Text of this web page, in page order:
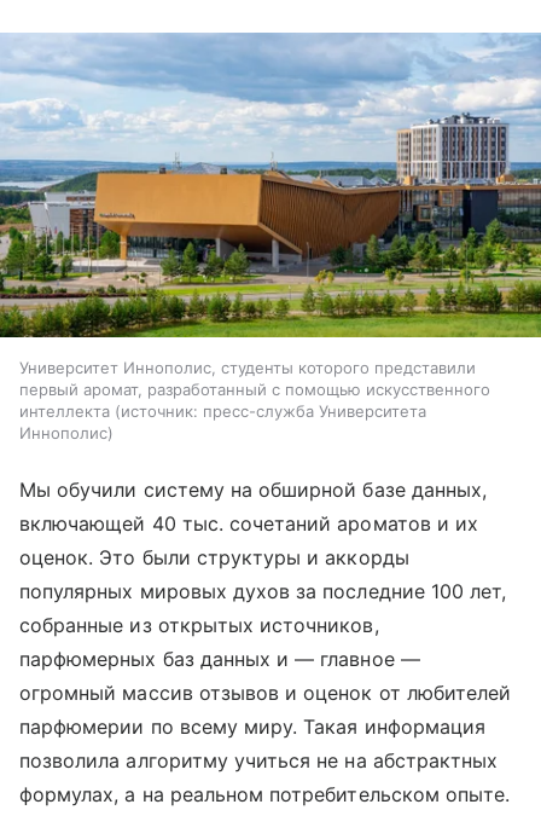
Университет Иннополис, студенты которого представили
первый аромат, разработанный с помощью искусственного
интеллекта
источник: пресс-служба Университета
Иннополис
Мы обучили систему на обширной базе данных,
включающей 40 тыс. сочетаний ароматов и их
оценок. Это были структуры и аккорды
популярных мировых духов за последние 100 лет,
собранные из открытых источников,
парфюмерных баз данных и ― главное ―
огромный массив отзывов и оценок от любителей
парфюмерии по всему миру. Такая информация
позволила алгоритму учиться не на абстрактных
формулах, а на реальном потребительском опыте.